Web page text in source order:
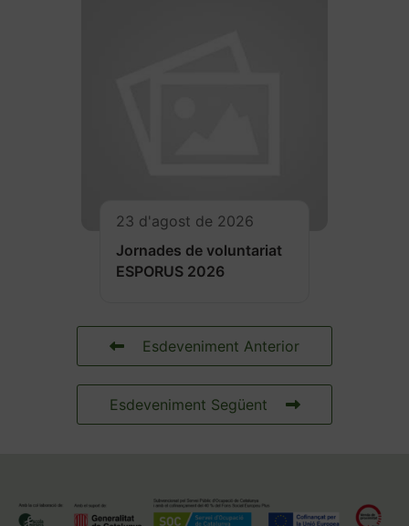
23 d'agost de 2026
Jornades de voluntariat
ESPORUS 2026
Esdeveniment Anterior
Esdeveniment Següent